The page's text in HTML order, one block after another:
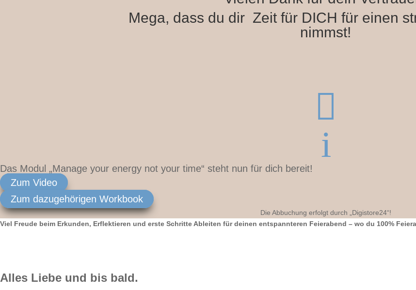
Mega, dass du dir Zeit für DICH für einen
nimmst!

i
Das Modul „Manage your energy not your time“ steht nun für dich bereit!
Zum Video
Zum dazugehörigen Workbook
Die Abbuchung erfolgt durch „Digistore24“!
Viel Freude beim Erkunden, Erflektieren und erste Schritte Ableiten für deinen entspannteren Feierabend – wo du 100%
Alles Liebe und bis bald.